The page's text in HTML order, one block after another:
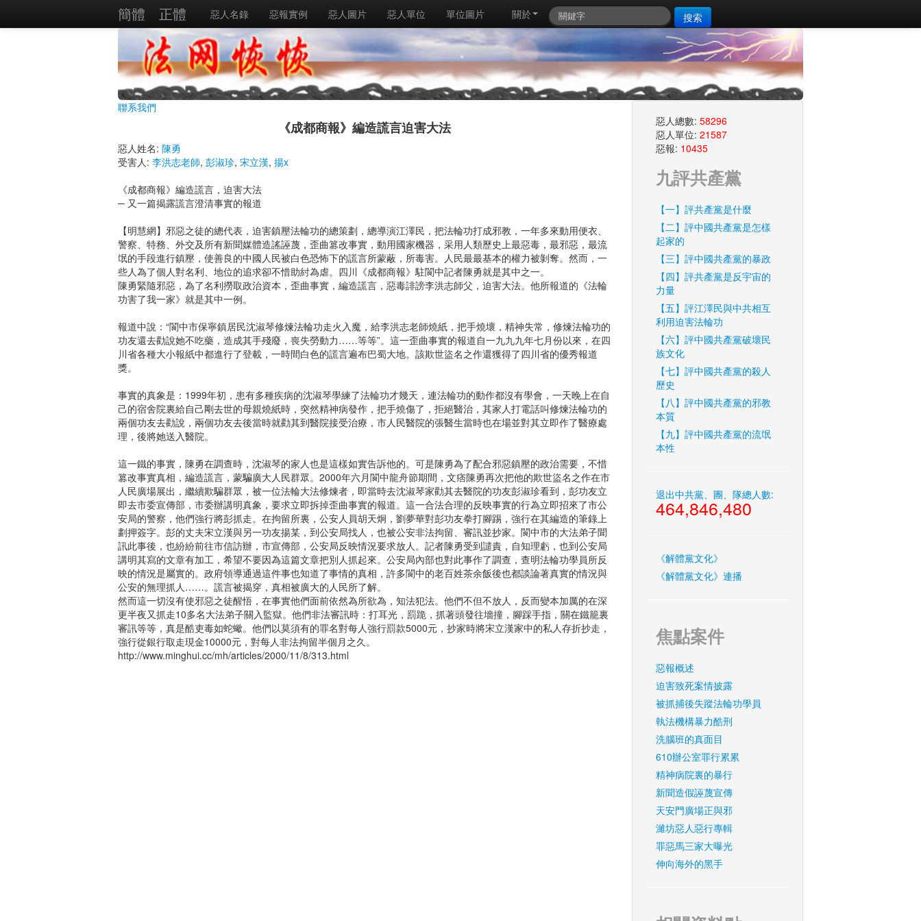
簡體 正體 惡人名錄 惡報實例 惡人圖片 惡人單位 單位圖片 搜索
關於
聯系我們
《成都商報》編造謊言迫害大法
惡人姓名: 陳勇
受害人: 李洪志老師, 彭淑珍, 宋立漢, 揚x
《成都商報》編造謊言，迫害大法
─ 又一篇揭露謊言澄清事實的報道
【明慧網】邪惡之徒的總代表，迫害鎮壓法輪功的總策劃，總導演江澤民，把法輪功打成邪教，一年多來動用便衣、
警察、特務、外交及所有新聞媒體造謠誣蔑，歪曲篡改事實，動用國家機器，采用人類歷史上最惡毒，最邪惡，最流
氓的手段進行鎮壓，使善良的中國人民被白色恐怖下的謊言所蒙蔽，所毒害。人民最最基本的權力被剝奪。然而，一
些人為了個人對名利、地位的追求卻不惜助紂為虐。四川《成都商報》駐閬中記者陳勇就是其中之一。
陳勇緊隨邪惡，為了名利撈取政治資本，歪曲事實，編造謊言，惡毒誹謗李洪志師父，迫害大法。他所報道的《法輪
功害了我一家》就是其中一例。
報道中說：“閬中市保寧鎮居民沈淑琴修煉法輪功走火入魔，給李洪志老師燒紙，把手燒壞，精神失常，修煉法輪功的
功友還去勸說她不吃藥，造成其手殘廢，喪失勞動力……等等”。這一歪曲事實的報道自一九九九年七月份以來，在四
川省各種大小報紙中都進行了登載，一時間白色的謊言遍布巴蜀大地。該欺世盜名之作還獲得了四川省的優秀報道
獎。
事實的真象是：1999年初，患有多種疾病的沈淑琴學練了法輪功才幾天，連法輪功的動作都沒有學會，一天晚上在自
己的宿舍院裏給自己剛去世的母親燒紙時，突然精神病發作，把手燒傷了，拒絕醫治，其家人打電話叫修煉法輪功的
兩個功友去勸說，兩個功友去後當時就勸其到醫院接受治療，市人民醫院的張醫生當時也在場並對其立即作了醫療處
理，後將她送入醫院。
這一鐵的事實，陳勇在調查時，沈淑琴的家人也是這樣如實告訴他的。可是陳勇為了配合邪惡鎮壓的政治需要，不惜
篡改事實真相，編造謊言，蒙騙廣大人民群眾。2000年六月閬中龍舟節期間，文痞陳勇再次把他的欺世盜名之作在市
人民廣場展出，繼續欺騙群眾，被一位法輪大法修煉者，即當時去沈淑琴家勸其去醫院的功友彭淑珍看到，彭功友立
即去市委宣傳部，市委辦講明真象，要求立即拆掉歪曲事實的報道。這一合法合理的反映事實的行為立即招來了市公
安局的警察，他們強行將彭抓走。在拘留所裏，公安人員胡天炯，劉夢華對彭功友拳打腳踢，強行在其編造的筆錄上
劃押簽字。彭的丈夫宋立漢與另一功友揚某，到公安局找人，也被公安非法拘留、審訊並抄家。閬中市的大法弟子聞
訊此事後，也紛紛前往市信訪辦，市宣傳部，公安局反映情況要求放人。記者陳勇受到譴責，自知理虧，也到公安局
講明其寫的文章有加工，希望不要因為這篇文章把別人抓起來。公安局內部也對此事作了調查，查明法輪功學員所反
映的情況是屬實的。政府領導通過這件事也知道了事情的真相，許多閬中的老百姓茶余飯後也都談論著真實的情況與
公安的無理抓人……。謊言被揭穿，真相被廣大的人民所了解。
然而這一切沒有使邪惡之徒醒悟，在事實他們面前依然為所欲為，知法犯法。他們不但不放人，反而變本加厲的在深
更半夜又抓走10多名大法弟子關入監獄。他們非法審訊時：打耳光，罰跪，抓著頭發往墻撞，腳踩手指，關在鐵籠裏
審訊等等，真是酷吏毒如蛇蠍。他們以莫須有的罪名對每人強行罰款5000元，抄家時將宋立漢家中的私人存折抄走，
強行從銀行取走現金10000元，對每人非法拘留半個月之久。
http://www.minghui.cc/mh/articles/2000/11/8/313.html
惡人總數: 58296
惡人單位: 21587
惡報: 10435
九評共產黨
【一】評共產黨是什麼
【二】評中國共產黨是怎樣
起家的
【三】評中國共產黨的暴政
【四】評共產黨是反宇宙的
力量
【五】評江澤民與中共相互
利用迫害法輪功
【六】評中國共產黨破壞民
族文化
【七】評中國共產黨的殺人
歷史
【八】評中國共產黨的邪教
本質
【九】評中國共產黨的流氓
本性
退出中共黨、團、隊總人數:
464,846,480
《解體黨文化》
《解體黨文化》連播
焦點案件
惡報概述
迫害致死案情披露
被抓捕後失蹤法輪功學員
執法機構暴力酷刑
洗腦班的真面目
610辦公室罪行累累
精神病院裏的暴行
新聞造假誣蔑宣傳
天安門廣場正與邪
濰坊惡人惡行專輯
罪惡馬三家大曝光
伸向海外的黑手